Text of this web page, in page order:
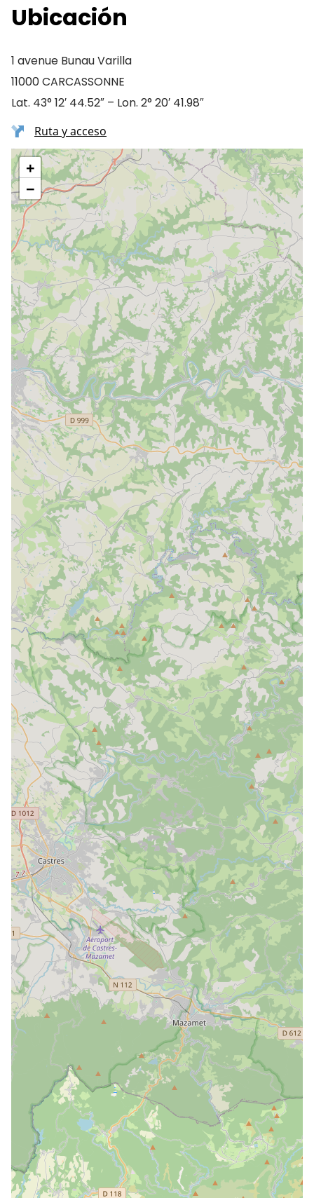
Ubicación
1 avenue Bunau Varilla
11000 CARCASSONNE
Lat. 43° 12′ 44.52″ – Lon. 2° 20′ 41.98″
Ruta y acceso
+
−